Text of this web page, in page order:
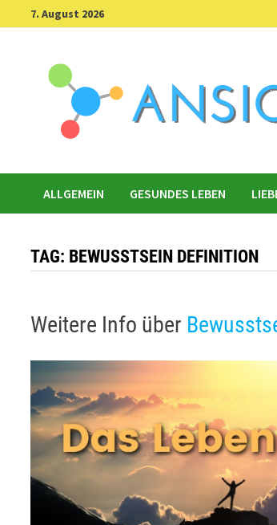
to
7. August 2026
ALLGEMEIN GESUNDES LEBEN
TAG: BEWUSSTSEIN DEFINITION
Weitere Info über